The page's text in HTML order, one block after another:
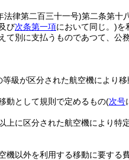
法律第二百三十一号)第二条第十
び次条第一項において同じ。)を
て別に支払うものであつて、公
級が区分された航空機により
動として規則で定めるもの(次号
上に区分された航空機により
機以外を利用する移動に要する